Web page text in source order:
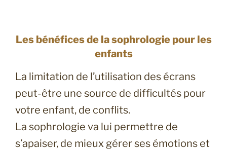
Les bénéfices de la sophrologie pour les
enfants
La limitation de l’utilisation des écrans
peut-être une source de difficultés pour
votre enfant, de conflits.
La sophrologie va lui permettre de
s’apaiser, de mieux gérer ses émotions et